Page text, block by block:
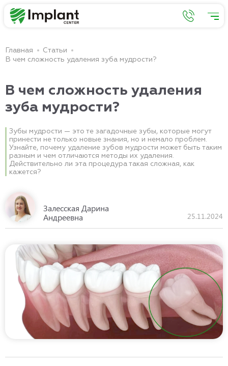
Главная
Статьи
В чем сложность удаления зуба мудрости?
В чем сложность удаления
зуба мудрости?
Зубы мудрости — это те загадочные зубы, которые могут
принести не только новые знания, но и немало проблем.
Узнайте, почему удаление зубов мудрости может быть таким
разным и чем отличаются методы их удаления.
Действительно ли эта процедура такая сложная, как
кажется?
Залесская Дарина
Андреевна
25.11.2024